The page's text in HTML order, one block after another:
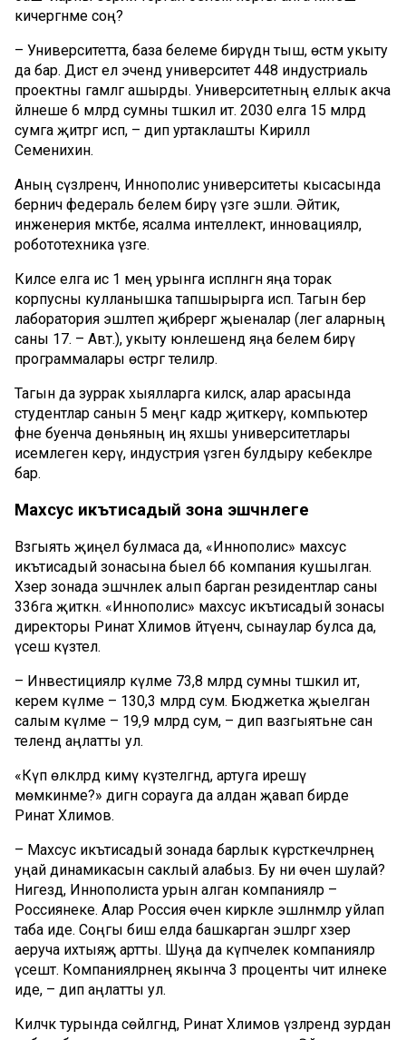
кичергәнме соң?
– Университетта, база белеме бирүдән тыш, өстәмә укыту
да бар. Дистә ел эчендә университет 448 индустриаль
проектны гамәлгә ашырды. Университетның еллык акча
әйләнеше 6 млрд сумны тәшкил итә. 2030 елга 15 млрд
сумга җитәргә исәп, – дип уртаклашты Кирилл
Семенихин.
Аның сүзләренчә, Иннополис университеты кысасында
берничә федераль белем бирү үзәге эшли. Әйтик,
инженерия мәктәбе, ясалма интеллект, инновацияләр,
робототехника үзәге.
Киләсе елга исә 1 мең урынга исәпләнгән яңа торак
корпусны кулланышка тапшырырга исәп. Тагын бер
лаборатория эшләтеп җибәрергә җыеналар (әлегә аларның
саны 17. – Авт.), укыту юнәлешендә яңа белем бирү
программалары өстәргә телиләр.
Тагын да зуррак хыялларга килсәк, алар арасында
студентлар санын 5 меңгә кадәр җиткерү, компьютер
фәне буенча дөньяның иң яхшы университетлары
исемлегенә керү, индустрия үзәген булдыру кебекләре
бар.
Махсус икътисадый зона эшчәнлеге
Вәзгыять җиңел булмаса да, «Иннополис» махсус
икътисадый зонасына быел 66 компания кушылган.
Хәзер зонада эшчәнлек алып барган резидентлар саны
336га җиткән. «Иннополис» махсус икътисадый зонасы
директоры Ринат Хәлимов әйтүенчә, сынаулар булса да,
үсеш күзәтелә.
– Инвестицияләр күләме 73,8 млрд сумны тәшкил итә,
керем күләме – 130,3 млрд сум. Бюджетка җыелган
салым күләме – 19,9 млрд сум, – дип вазгыятьне сан
телендә аңлатты ул.
«Күп өлкәләрдә кимү күзәтелгәндә, артуга ирешү
мөмкинме?» дигән сорауга да алдан җавап бирде
Ринат Хәлимов.
– Махсус икътисадый зонада барлык күрсәткечләрнең
уңай динамикасын саклый алабыз. Бу ни өчен шулай?
Нигездә, Иннополиста урын алган компанияләр –
Россиянеке. Алар Россия өчен кирәкле эшләнмәләр уйлап
таба иде. Соңгы биш елда башкарган эшләргә хәзер
аеруча ихтыяҗ артты. Шуңа да күпчелек компанияләр
үсештә. Компанияләрнең якынча 3 проценты чит илнеке
иде, – дип аңлатты ул.
Киләчәк турында сөйләгәндә, Ринат Хәлимов үзләрендә зурдан